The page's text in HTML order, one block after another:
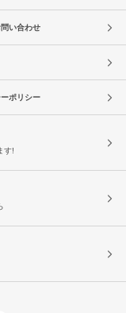
い合わせ
ポリシー
す!